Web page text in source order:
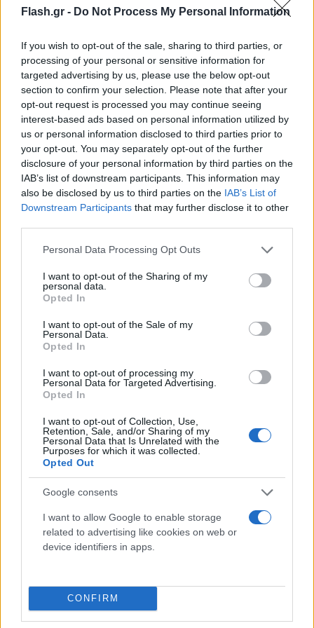
Flash.gr - Do Not Process My Personal Information
If you wish to opt-out of the sale, sharing to third parties, or
processing of your personal or sensitive information for
targeted advertising by us, please use the below opt-out
section to confirm your selection. Please note that after your
opt-out request is processed you may continue seeing
interest-based ads based on personal information utilized by
us or personal information disclosed to third parties prior to
your opt-out. You may separately opt-out of the further
disclosure of your personal information by third parties on the
IAB’s list of downstream participants. This information may
also be disclosed by us to third parties on the IAB’s List of
Downstream Participants that may further disclose it to other
Please note that this website/app uses one or more Google
not limited to your visit or usage behaviour. You may click to
grant or deny consent to Google and its third-party tags to
use your data for below specified purposes in below Google
consent section.
Personal Data Processing Opt Outs
I want to opt-out of the Sharing of my
personal data.
Opted In
I want to opt-out of the Sale of my
Personal Data.
Opted In
I want to opt-out of processing my
Personal Data for Targeted Advertising.
Opted In
I want to opt-out of Collection, Use,
Retention, Sale, and/or Sharing of my
Personal Data that Is Unrelated with the
Purposes for which it was collected.
Opted Out
Google consents
I want to allow Google to enable storage
related to advertising like cookies on web or
device identifiers in apps.
CONFIRM
Επιπλέον, υπάρχει μια διεθνώς αναγνωρισμένη
αναγκαιότητα για την εισαγωγή μαθήματος Ηθικής,
άλλων χωρών ενισχύεται προοδευτικά η τάση να
ενσωματώνεται ένα τουλάχιστον ανάλογο μάθημα,
Όπως αναφέρεται στο ΦΕΚ: «Τα διάφορα